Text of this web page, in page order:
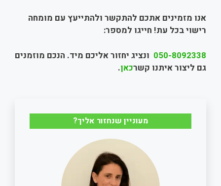
אנו מזמינים אתכם להתקשר ולהתייעץ עם מומחה
רישוי בכל עת! חייגו למספר:
050-8092338 ונציג יחזור אליכם מיד. הנכם מוזמנים
גם ליצור איתנו קשרכאן.
מעוניין שנחזור אליך?